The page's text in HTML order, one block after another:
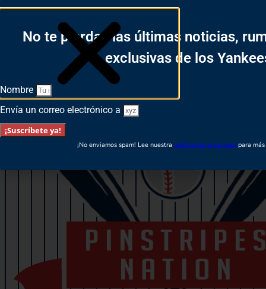
Español
English
No te pierdas las últimas noticias,
exclusivas de los
Nombre
Envía un correo electrónico a
¡Suscríbete ya!
¡No enviamos spam! Lee nuestra política de privacidad para